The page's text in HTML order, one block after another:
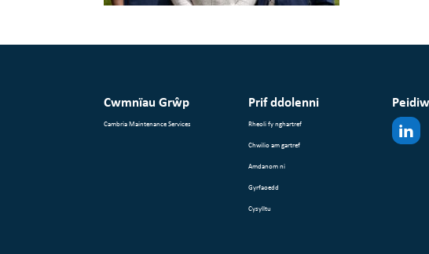
Cwmnïau Grŵp
Cambria Maintenance Services
Prif ddolenni
Rheoli fy nghartref
Chwilio am gartref
Amdanom ni
Gyrfaoedd
Cysylltu